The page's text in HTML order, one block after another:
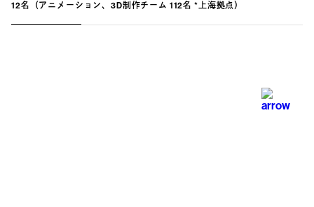
12名（アニメーション、3D制作チーム 112名 *上海拠点）